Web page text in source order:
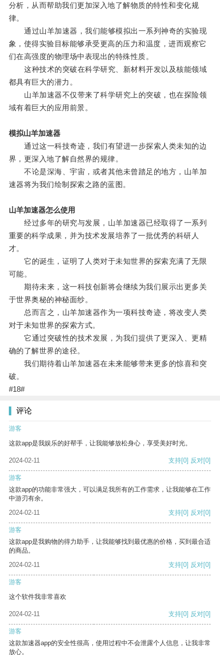
分析，从而帮助我们更加深入地了解物质的特性和变化规
律。
通过山羊加速器，我们能够模拟出一系列神奇的实验现
象，使得实验目标能够承受更高的压力和温度，进而观察它
们在高强度的物理场中表现出的特殊性质。
这种技术的突破在科学研究、新材料开发以及核能领域
都具有巨大的潜力。
山羊加速器不仅带来了科学研究上的突破，也在探险领
域有着巨大的应用前景。
模拟山羊加速器
通过这一科技奇迹，我们有望进一步探索人类未知的边
界，更深入地了解自然界的规律。
不论是深海、宇宙，或者其他未曾踏足的地方，山羊加
速器将为我们绘制探索之路的蓝图。
山羊加速器怎么使用
经过多年的研究与发展，山羊加速器已经取得了一系列
重要的科学成果，并为技术发展培养了一批优秀的科研人
才。
它的诞生，证明了人类对于未知世界的探索充满了无限
可能。
期待未来，这一科技创新将会继续为我们展示出更多关
于世界奥秘的神秘面纱。
总而言之，山羊加速器作为一项科技奇迹，将改变人类
对于未知世界的探索方式。
它通过突破性的技术发展，为我们提供了更深入、更精
确的了解世界的途径。
我们期待着山羊加速器在未来能够带来更多的惊喜和突
破。
#18#
评论
游客
这款app是我娱乐的好帮手，让我能够放松身心，享受美好时光。
2024-02-11 支持[0] 反对[0]
游客
这款app的功能非常强大，可以满足我所有的工作需求，让我能够在工作
中游刃有余。
2024-02-11
支持[0] 反对[0]
游客
这款app是我购物的得力助手，让我能够找到最优惠的价格，买到最合适
的商品。
2024-02-11
支持[0] 反对[0]
游客
这个软件我非常喜欢
2024-02-11 支持[0] 反对[0]
游客
这款加速器app的安全性很高，使用过程中不会泄露个人信息，让我非常
放心。